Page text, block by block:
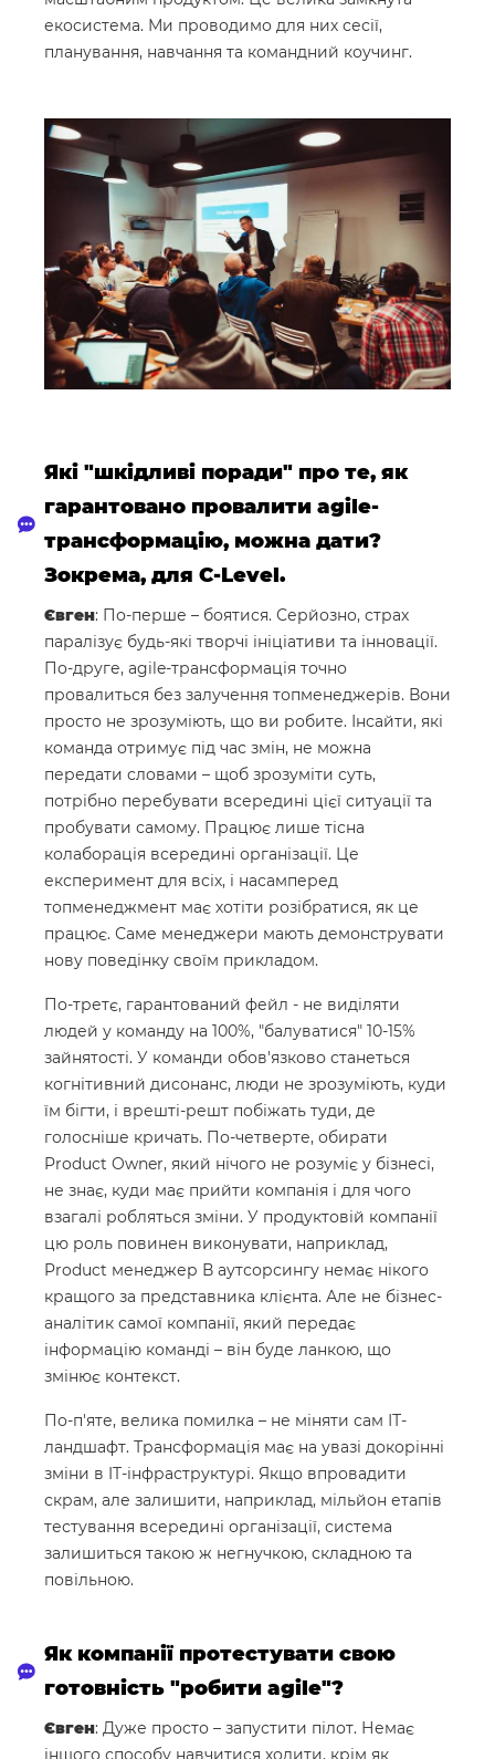
екосистема. Ми проводимо для них сесії,
планування, навчання та командний коучинг.
Які "шкідливі поради" про те, як
гарантовано провалити agile-
трансформацію, можна дати?
Зокрема, для C-Level.
Євген: По-перше – боятися. Серйозно, страх
паралізує будь-які творчі ініціативи та інновації.
По-друге, agile-трансформація точно
провалиться без залучення топменеджерів. Вони
просто не зрозуміють, що ви робите. Інсайти, які
команда отримує під час змін, не можна
передати словами – щоб зрозуміти суть,
потрібно перебувати всередині цієї ситуації та
пробувати самому. Працює лише тісна
колаборація всередині організації. Це
експеримент для всіх, і насамперед
топменеджмент має хотіти розібратися, як це
працює. Саме менеджери мають демонструвати
нову поведінку своїм прикладом.
По-третє, гарантований фейл - не виділяти
людей у ​​команду на 100%, "балуватися" 10-15%
зайнятості. У команди обов'язково станеться
когнітивний дисонанс, люди не зрозуміють, куди
їм бігти, і врешті-решт побіжать туди, де
голосніше кричать. По-четверте, обирати
Product Owner, який нічого не розуміє у бізнесі,
не знає, куди має прийти компанія і для чого
взагалі робляться зміни. У продуктовій компанії
цю роль повинен виконувати, наприклад,
Product менеджер В аутсорсингу немає нікого
кращого за представника клієнта. Але не бізнес-
аналітик самої компанії, який передає
інформацію команді – він буде ланкою, що
змінює контекст.
По-п'яте, велика помилка – не міняти сам ІТ-
ландшафт. Трансформація має на увазі докорінні
зміни в IT-інфраструктурі. Якщо впровадити
скрам, але залишити, наприклад, мільйон етапів
тестування всередині організації, система
залишиться такою ж негнучкою, складною та
повільною.
Як компанії протестувати свою
готовність "робити agile"?
Євген: Дуже просто – запустити пілот. Немає
іншого способу навчитися ходити, крім як